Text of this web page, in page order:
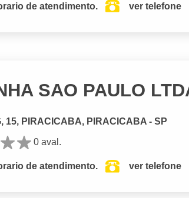
de atendimento. ver telefone
SAO PAULO
15, PIRACICABA, PIRACICABA - SP
0 aval.
de atendimento. ver telefone